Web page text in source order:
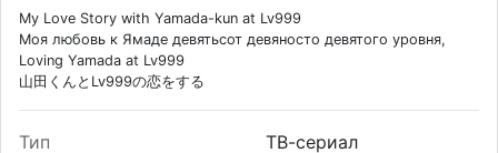
My Love Story with Yamada-kun at Lv999
Моя любовь к Ямаде девятьсот девяносто девятого уровня,
Loving Yamada at Lv999
山田くんとLv999の恋をする
Тип
ТВ-сериал